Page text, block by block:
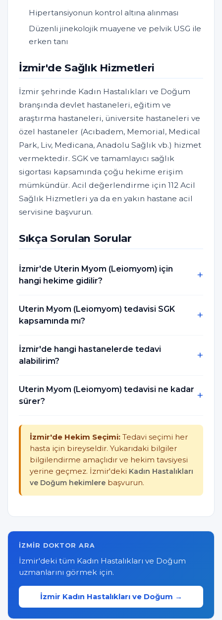
Hipertansiyonun kontrol altına alınması
Düzenli jinekolojik muayene ve pelvik USG ile
erken tanı
İzmir'de Sağlık Hizmetleri
İzmir şehrinde Kadın Hastalıkları ve Doğum
branşında devlet hastaneleri, eğitim ve
araştırma hastaneleri, üniversite hastaneleri ve
özel hastaneler (Acıbadem, Memorial, Medical
Park, Liv, Medicana, Anadolu Sağlık vb.) hizmet
vermektedir. SGK ve tamamlayıcı sağlık
sigortası kapsamında çoğu hekime erişim
mümkündür. Acil değerlendirme için 112 Acil
Sağlık Hizmetleri ya da en yakın hastane acil
servisine başvurun.
Sıkça Sorulan Sorular
İzmir'de Uterin Myom (Leiomyom) için
hangi hekime gidilir?
Uterin Myom (Leiomyom) tedavisi SGK
kapsamında mı?
İzmir'de hangi hastanelerde tedavi
alabilirim?
Uterin Myom (Leiomyom) tedavisi ne kadar
sürer?
İzmir'de Hekim Seçimi: Tedavi seçimi her
hasta için bireyseldir. Yukarıdaki bilgiler
bilgilendirme amaçlıdır ve hekim tavsiyesi
yerine geçmez. İzmir'deki Kadın Hastalıkları
ve Doğum hekimlere başvurun.
İZMIR DOKTOR ARA
İzmir'deki tüm Kadın Hastalıkları ve Doğum
uzmanlarını görmek için.
İzmir Kadın Hastalıkları ve Doğum →